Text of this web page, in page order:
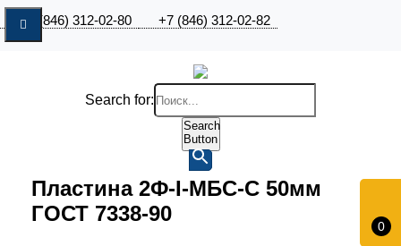
+7 (846) 312-02-80 +7 (846) 312-02-82
0
Search for:
Search
Button
Пластина 2Ф-I-МБС-С 50мм
ГОСТ 7338-90